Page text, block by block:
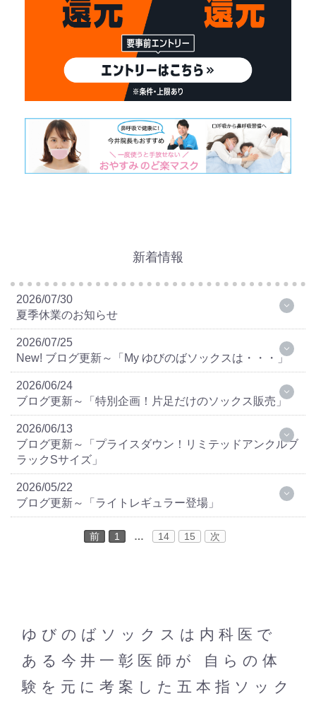
新着情報
2026/07/30
夏季休業のお知らせ
2026/07/25
New! ブログ更新～「My ゆびのばソックスは・・・」
2026/06/24
ブログ更新～「特別企画！片足だけのソックス販売」
2026/06/13
ブログ更新～「プライスダウン！リミテッドアンクルブ
ラックSサイズ」
2026/05/22
ブログ更新～「ライトレギュラー登場」
前 1 … 14 15 次
ゆびのばソックスは内科医で
ある今井一彰医師が 自らの体
験を元に考案した五本指ソック